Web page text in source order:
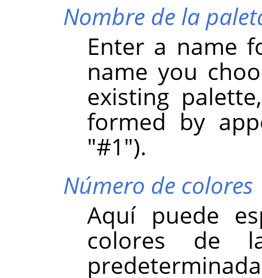
Nombre de la
Enter a name
name you
existing
formed by
"#1").
Número de colores
Aquí puede
colores de